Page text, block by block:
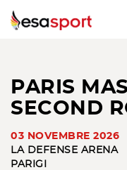
PARIS
SECOND
03 NOVEMBRE 2026
LA DEFENSE ARENA
PARIGI